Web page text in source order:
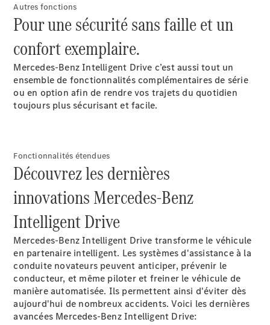
EQS
SUV
Mercedes-
Maybach
EQS SUV
Électrique
GLA
GLA
Nouveau
GLA Nouveau Électrique
GLB Nouveau Électrique
GLC Coupé
GLE
Nouveau
Coupé
Mercedes-
Maybach
GLS
Nouveau
Classe
G
Électrique
Classe G
Trouvez un
Autres fonctions
Pour une sécurité sans faille et un
confort exemplaire.
Mercedes-Benz Intelligent Drive c’est aussi tout un
ensemble de fonctionnalités complémentaires de série
ou en option afin de rendre vos trajets du quotidien
toujours plus sécurisant et facile.
Fonctionnalités étendues
Découvrez les dernières
innovations Mercedes-Benz
Intelligent Drive
Mercedes-Benz Intelligent Drive transforme le véhicule
en partenaire intelligent. Les systèmes d'assistance à la
conduite novateurs peuvent anticiper, prévenir le
conducteur, et même piloter et freiner le véhicule de
manière automatisée. Ils permettent ainsi d'éviter dès
aujourd'hui de nombreux accidents. Voici les dernières
avancées Mercedes-Benz Intelligent Drive: